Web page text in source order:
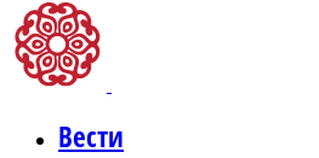
Вести